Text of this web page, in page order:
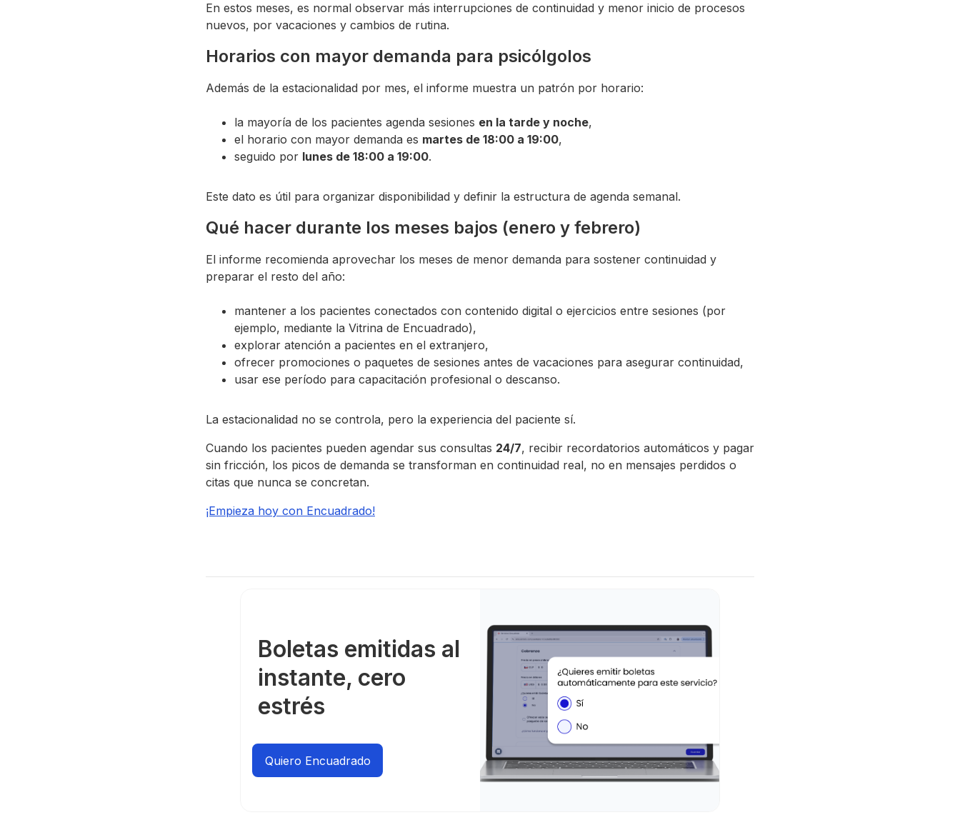
En estos meses, es normal observar más interrupciones de continuidad y menor inicio de procesos
nuevos, por vacaciones y cambios de rutina.
Horarios con mayor demanda para psicólgolos
Además de la estacionalidad por mes, el informe muestra un patrón por horario:
la mayoría de los pacientes agenda sesiones en la tarde y noche,
el horario con mayor demanda es martes de 18:00 a 19:00,
seguido por lunes de 18:00 a 19:00.
Este dato es útil para organizar disponibilidad y definir la estructura de agenda semanal.
Qué hacer durante los meses bajos (enero y febrero)
El informe recomienda aprovechar los meses de menor demanda para sostener continuidad y
preparar el resto del año:
mantener a los pacientes conectados con contenido digital o ejercicios entre sesiones (por
ejemplo, mediante la Vitrina de Encuadrado),
explorar atención a pacientes en el extranjero,
ofrecer promociones o paquetes de sesiones antes de vacaciones para asegurar continuidad,
usar ese período para capacitación profesional o descanso.
La estacionalidad no se controla, pero la experiencia del paciente sí.
Cuando los pacientes pueden agendar sus consultas 24/7, recibir recordatorios automáticos y pagar
sin fricción, los picos de demanda se transforman en continuidad real, no en mensajes perdidos o
citas que nunca se concretan.
¡Empieza hoy con Encuadrado!
Boletas emitidas al
instante, cero
estrés
Quiero Encuadrado